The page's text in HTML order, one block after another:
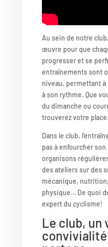
Au sein de notre
œuvre pour que
progresser et se
entraînements sont
niveau, permettant à
à son rythme. Que
du dimanche ou
trouverez votre place.
Dans le club,
pas à enfourcher
organisons
des ateliers sur des
mécanique,
physique… De quoi
expert du cyclisme!
Le club, un